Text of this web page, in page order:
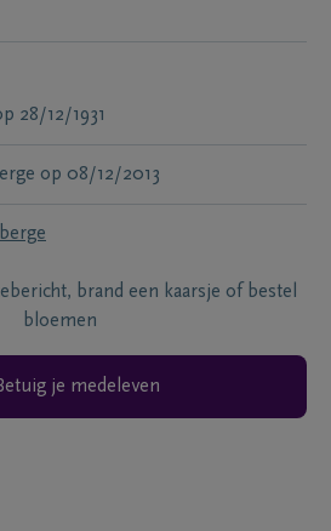
28/12/1931
op 08/12/2013
brand een kaarsje of bestel
bloemen
je medeleven